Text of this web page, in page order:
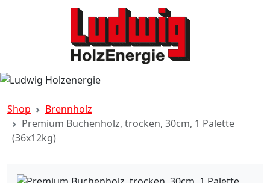
Shop
Brennholz
Premium Buchenholz, trocken, 30cm, 1 Palette
(36x12kg)